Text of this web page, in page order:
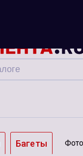
Багеты